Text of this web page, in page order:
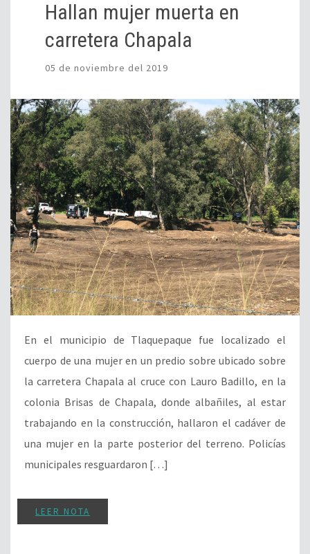
Hallan mujer muerta en
carretera Chapala
05 de noviembre del 2019
En el municipio de Tlaquepaque fue localizado el
cuerpo de una mujer en un predio sobre ubicado sobre
la carretera Chapala al cruce con Lauro Badillo, en la
colonia Brisas de Chapala, donde albañiles, al estar
trabajando en la construcción, hallaron el cadáver de
una mujer en la parte posterior del terreno. Policías
municipales resguardaron […]
LEER NOTA